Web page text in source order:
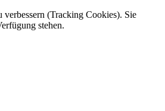
(Tracking Cookies). Sie
stehen.